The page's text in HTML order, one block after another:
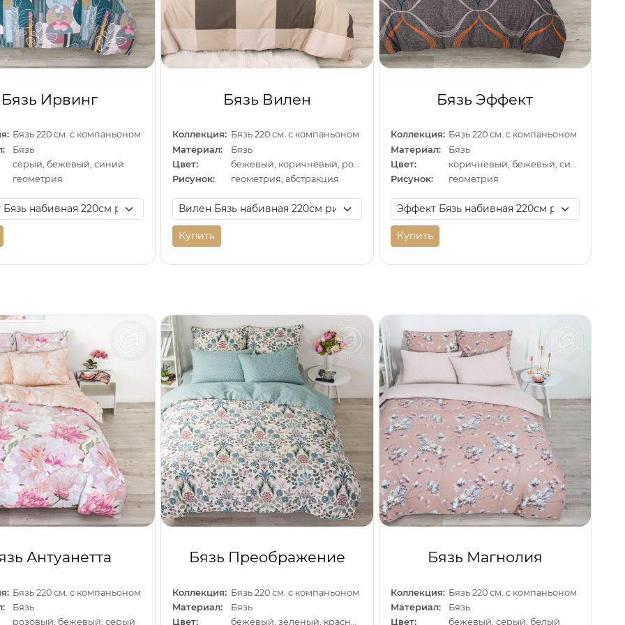
Бязь Ирвинг
Бязь 220 см. с компаньоном
Бязь
серый, бежевый, синий
геометрия
Бязь Вилен
Коллекция: Бязь 220 см. с компаньоном
Материал:
Бязь
Цвет:
бежевый, коричневый, розовый
Рисунок:
геометрия, абстракция
Купить
Бязь Эффект
Коллекция: Бязь 220 см. с компаньоном
Материал:
Бязь
Цвет:
коричневый, бежевый, синий
Рисунок:
геометрия
Купить
Антуанетта
Бязь 220 см. с компаньоном
Бязь
розовый, бежевый, серый
Бязь Преображение
Коллекция: Бязь 220 см. с компаньоном
Материал:
Бязь
Цвет:
бежевый, зеленый, красный
Бязь Магнолия
Коллекция: Бязь 220 см. с компаньоном
Материал:
Бязь
Цвет:
бежевый, серый, белый